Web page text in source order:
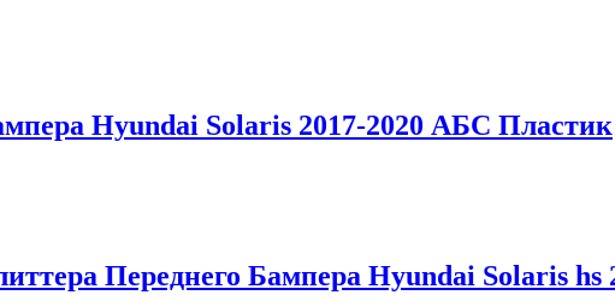
Hyundai Solaris 2017-2020 АБС Пластик
Переднего Бампера Hyundai Solaris